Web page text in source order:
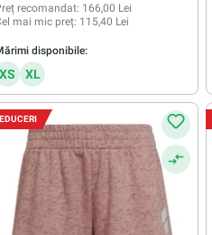
recomandat: 166,00 Lei
mai mic preț: 115,40 Lei
disponibile:
XS XL